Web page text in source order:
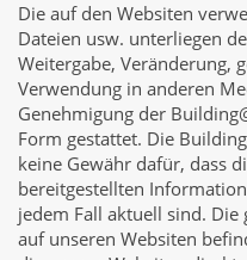
Die auf den Websiten
Dateien usw. unterliegen
Weitergabe, Veränderung,
Verwendung in anderen
Genehmigung der
Form gestattet. Die
keine Gewähr dafür, dass
bereitgestellten
jedem Fall aktuell sind.
auf unseren Websiten